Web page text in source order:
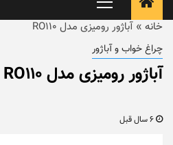
منوی
اصلی
خانه » آباژور رومیزی مدل RO110
چراغ خواب و آباژور
آباژور رومیزی مدل RO110